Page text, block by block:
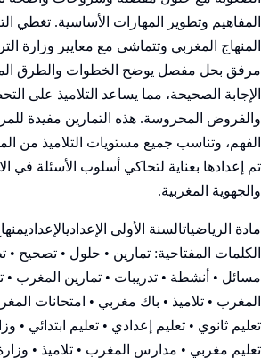
المفاهيم وتطوير المهارات الأساسية. تغطي
المنهاج المغربي وتتماشى مع معايير وزارة
مرفق بحل مفصل يوضح الخطوات والطرق
الإجابة الصحيحة، مما يساعد التلاميذ على
والفروض المحروسة. هذه التمارين مفيدة
الفهم، وتناسب جميع مستويات التلاميذ من
تم إعدادها بعناية لتحاكي أسلوب الأسئلة في
والجهوية المغربية.
مادة الرياضياتالسنة الأولى الإعداديالإعدادي
الكلمات المفتاحية: تمارين • حلول • تصحيح •
مسائل • أنشطة • تدريبات • تمارين المغرب
المغرب • تلاميذ • باك مغربي • امتحانات
تعليم ثانوي • تعليم إعدادي • تعليم ابتدائي •
تعليم مغربي • مدارس المغرب • تلاميذ • وزارة